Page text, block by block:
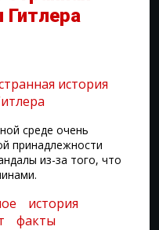
среде очень
принадлежности
из-за того, что
история
факты